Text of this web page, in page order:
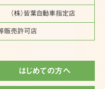
（株）皆葉自動車指定店
販売許可店
はじめての方へ